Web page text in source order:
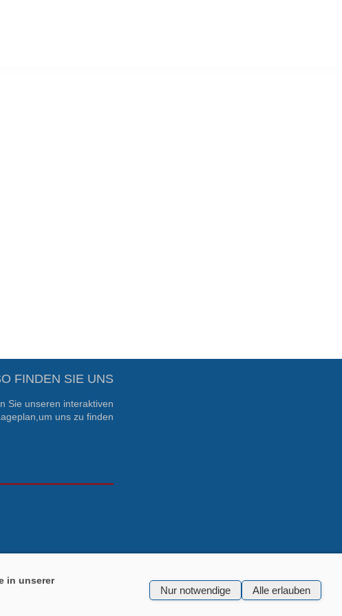
FINDEN SIE UNS
Sie unseren interaktiven
uns zu finden
in unserer
Nur notwendige Alle erlauben